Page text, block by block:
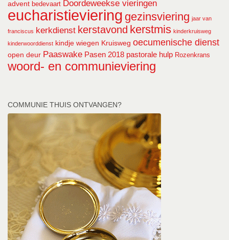
advent bedevaart Doordeweekse vieringen
eucharistieviering gezinsviering jaar van
franciscus kerkdienst kerstavond kerstmis kinderkruisweg
kinderwoorddienst kindje wiegen Kruisweg oecumenische dienst
open deur Paaswake Pasen 2018 pastorale hulp Rozenkrans
woord- en communieviering
COMMUNIE THUIS ONTVANGEN?